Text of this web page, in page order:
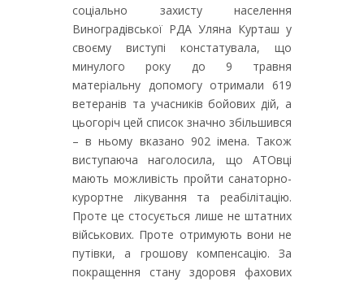
соціально захисту населення
Виноградівської РДА Уляна Курташ у
своєму виступі констатувала, що
минулого року до 9 травня
матеріальну допомогу отримали 619
ветеранів та учасників бойових дій, а
цьогоріч цей список значно збільшився
– в ньому вказано 902 імена. Також
виступаюча наголосила, що АТОвці
мають можливість пройти санаторно-
курортне лікування та реабілітацію.
Проте це стосується лише не штатних
військових. Проте отримують вони не
путівки, а грошову компенсацію. За
покращення стану здоровя фахових